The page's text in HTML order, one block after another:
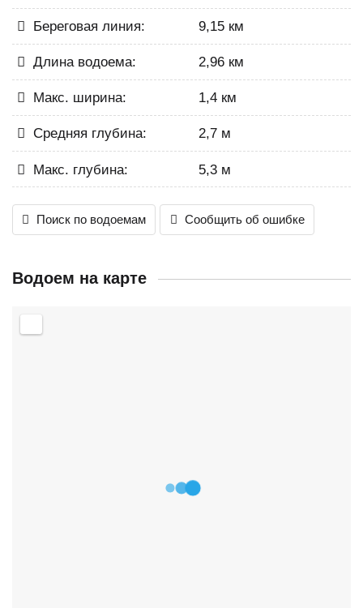
Береговая линия: 9,15 км
Длина водоема: 2,96 км
Макс. ширина: 1,4 км
Средняя глубина: 2,7 м
Макс. глубина: 5,3 м
Поиск по водоемам Сообщить об ошибке
Водоем на карте